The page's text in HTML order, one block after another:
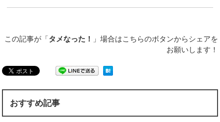
この記事が「タメなった！
」場合はこちらのボタンからシェアを
お願いします！
おすすめ記事